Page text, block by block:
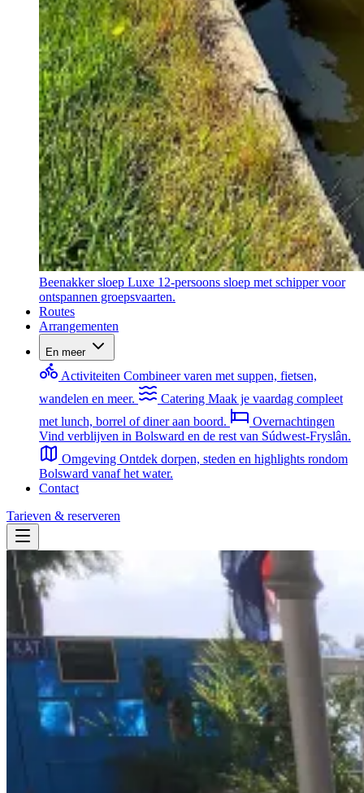
Beenakker sloep Luxe 12-persoons sloep met schipper voor
ontspannen groepsvaarten.
Routes
Arrangementen
En meer
Activiteiten Combineer varen met suppen, fietsen,
wandelen en meer.
Catering Maak je vaardag compleet
met lunch, borrel of diner aan boord.
Overnachtingen
Vind verblijven in Bolsward en de rest van Súdwest-Fryslân.
Omgeving Ontdek dorpen, steden en highlights rondom
Bolsward vanaf het water.
Contact
Tarieven & reserveren